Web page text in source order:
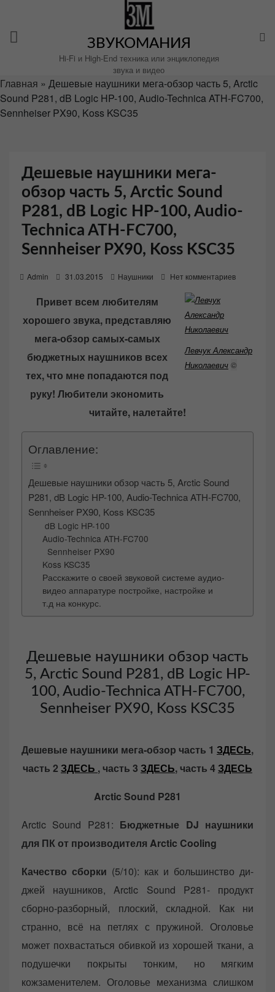
содержимому
ЗВУКОМАНИЯ
Hi-Fi и High-End техника или энциклопедия
звука и видео
Главная » Дешевые наушники мега-обзор часть 5, Arctic
Sound P281, dB Logic HP-100, Audio-Technica ATH-FC700,
Sennheiser PX90, Koss KSC35
Дешевые наушники мега-
обзор часть 5, Arctic Sound
P281, dB Logic HP-100, Audio-
Technica ATH-FC700,
Sennheiser PX90, Koss KSC35
Admin
s
t
e
o
n
31.03.2015 Наушники Нет комментариев
Левчук Александр
Николаевич ©
Привет всем любителям
хорошего звука, представляю
мега-обзор самых-самых
бюджетных наушников всех
тех, что мне попадаются под
руку! Любители экономить
читайте, налетайте!
Оглавление:
Дешевые наушники обзор часть 5, Arctic Sound
P281, dB Logic HP-100, Audio-Technica ATH-FC700,
Sennheiser PX90, Koss KSC35
dB Logic HP-100
Audio-Technica ATH-FC700
Sennheiser PX90
Koss KSC35
Расскажите о своей звуковой системе аудио-
видео аппаратуре постройке, настройке и
т.д на конкурс.
Дешевые наушники обзор часть
5, Arctic Sound P281, dB Logic HP-
100, Audio-Technica ATH-FC700,
Sennheiser PX90, Koss KSC35
Дешевые наушники мега-обзор часть 1 ЗДЕСЬ,
часть 2 ЗДЕСЬ , часть 3 ЗДЕСЬ, часть 4ЗДЕСЬ
Arctic Sound P281
Arctic Sound P281: Бюджетные DJ наушники
для ПК от производителя Arctic Cooling
Качество сборки (5/10): как и большинство ди-
джей наушников, Arctic Sound P281- продукт
сборно-разборный, плоский, складной. Как ни
странно, всё на петлях с пружиной. Оголовье
может похвастаться обивкой из хорошей ткани, а
подушечки покрыты тонким, но мягким
кожзаменителем. Оголовье механизма слишком